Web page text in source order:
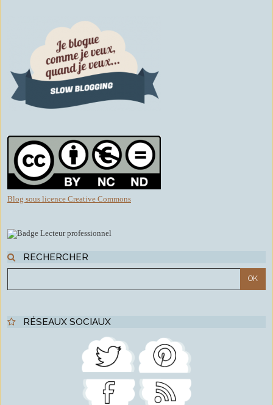
Blog sous licence Creative Commons
RECHERCHER
RÉSEAUX SOCIAUX